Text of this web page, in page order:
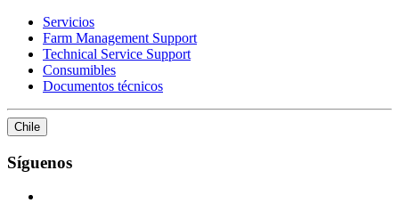
Servicios
Farm Management Support
Technical Service Support
Consumibles
Documentos técnicos
Chile
Síguenos